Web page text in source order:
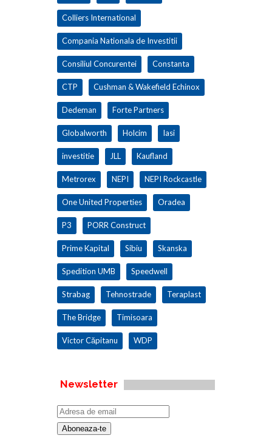
Colliers International
Compania Nationala de Investitii
Consiliul Concurentei Constanta
CTP Cushman & Wakefield Echinox
Dedeman Forte Partners
Globalworth Holcim Iasi
investitie JLL Kaufland
Metrorex NEPI NEPI Rockcastle
One United Properties Oradea
P3 PORR Construct
Prime Kapital Sibiu Skanska
Spedition UMB Speedwell
Strabag Tehnostrade Teraplast
The Bridge Timisoara
Victor Căpitanu WDP
Newsletter